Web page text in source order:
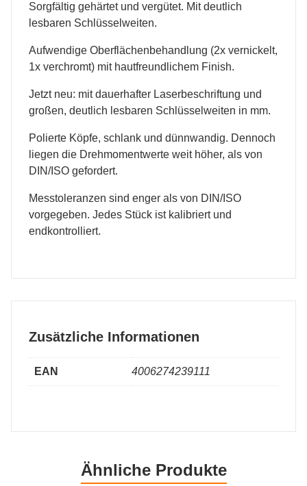
Sorgfältig gehärtet und vergütet. Mit deutlich
lesbaren Schlüsselweiten.
Aufwendige Oberflächenbehandlung (2x vernickelt,
1x verchromt) mit hautfreundlichem Finish.
Jetzt neu: mit dauerhafter Laserbeschriftung und
großen, deutlich lesbaren Schlüsselweiten in mm.
Polierte Köpfe, schlank und dünnwandig. Dennoch
liegen die Drehmomentwerte weit höher, als von
DIN/ISO gefordert.
Messtoleranzen sind enger als von DIN/ISO
vorgegeben. Jedes Stück ist kalibriert und
endkontrolliert.
Zusätzliche Informationen
EAN 4006274239111
Ähnliche Produkte